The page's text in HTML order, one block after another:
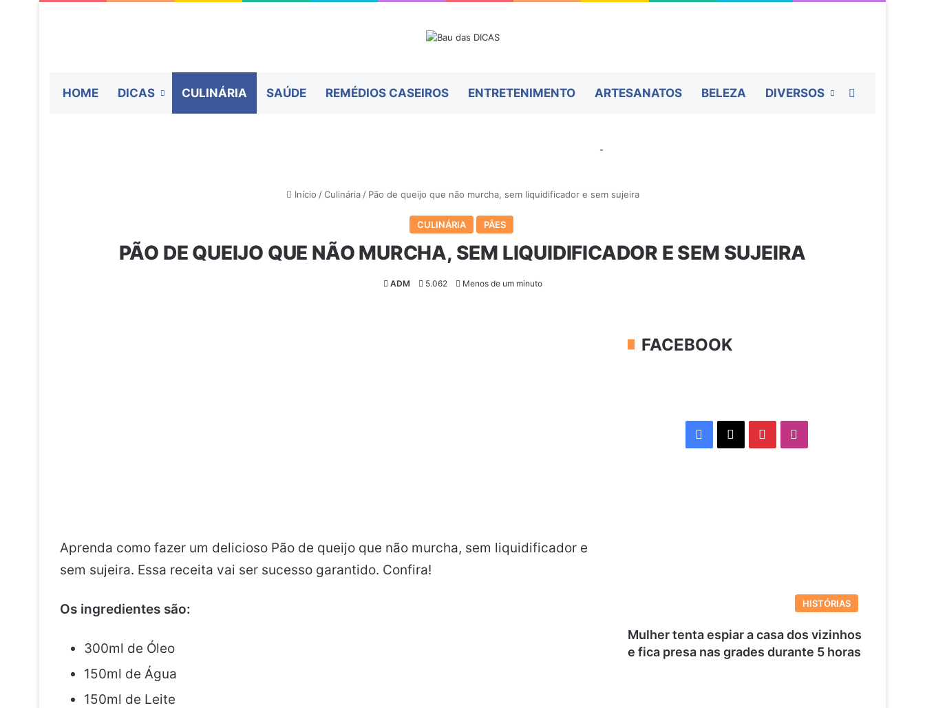
HOME DICAS CULINÁRIA SAÚDE REMÉDIOS CASEIROS ENTRETENIMENTO ARTESANATOS BELEZA DIVERSOS
-
Início / Culinária / Pão de queijo que não murcha, sem liquidificador e sem sujeira
CULINÁRIA PÃES
PÃO DE QUEIJO QUE NÃO MURCHA, SEM LIQUIDIFICADOR E SEM SUJEIRA
ADM 5.062 Menos de um minuto
Aprenda como fazer um delicioso Pão de queijo que não murcha, sem liquidificador e
sem sujeira. Essa receita vai ser sucesso garantido. Confira!
Os ingredientes são:
300ml de Óleo
150ml de Água
150ml de Leite
FACEBOOK
Facebook Pinterest
HISTÓRIAS
Mulher tenta espiar a casa dos vizinhos
e fica presa nas grades durante 5 horas